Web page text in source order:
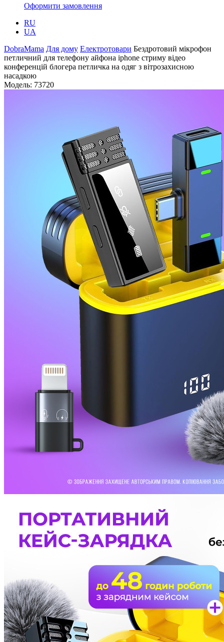
Оформити замовлення
RU
UA
DobraMama Для дому Електротовари Бездротовий мікрофон
петличний для телефону айфона iphone стриму відео
конференцій блогера петличка на одяг з вітрозахисною
насадкою
Модель: 73720